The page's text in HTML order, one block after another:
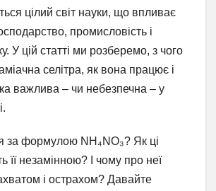
цілий світ науки, що впливає
промисловість і
У цій статті ми розберемо, з чого
селітра, як вона працює і
важлива – чи небезпечна – у
за формулою NH₄NO₃? Як ці
її незамінною? І чому про неї
і острахом? Давайте